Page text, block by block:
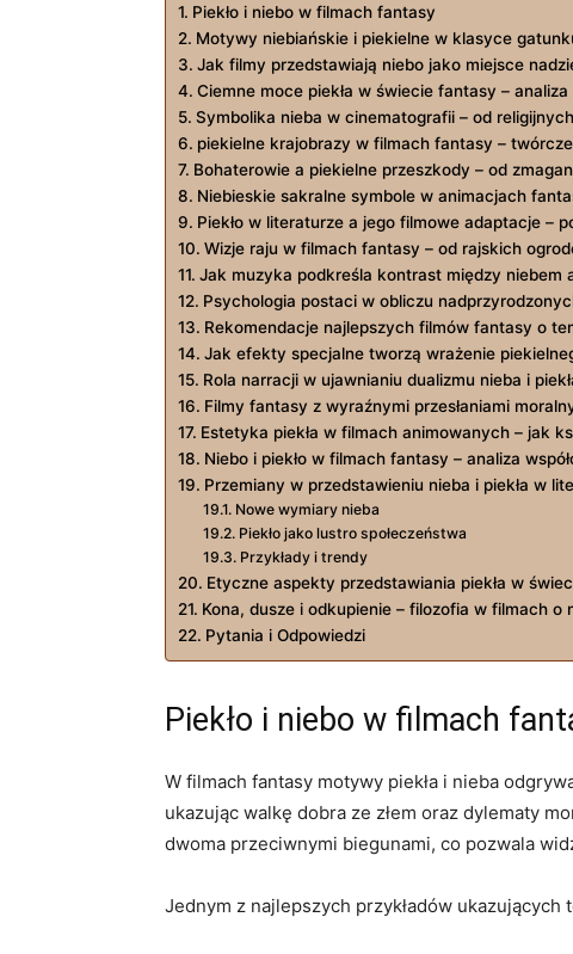
Piekło i niebo w filmach fantasy
Motywy niebiańskie i piekielne w klasyce
Jak filmy przedstawiają niebo jako miejsce
Ciemne moce piekła w świecie fantasy –
Symbolika nieba w cinematografii – od
piekielne krajobrazy w filmach fantasy –
Bohaterowie a piekielne przeszkody – od
Niebieskie sakralne symbole w animacjach
Piekło w literaturze a jego filmowe adaptacje –
Wizje raju w filmach fantasy – od rajskich
Jak muzyka podkreśla kontrast między niebem
Psychologia postaci w obliczu
Rekomendacje najlepszych filmów fantasy o
Jak efekty specjalne tworzą wrażenie
Rola narracji w ujawnianiu dualizmu nieba i
Filmy fantasy z wyraźnymi przesłaniami
Estetyka piekła w filmach animowanych – jak
Niebo i piekło w filmach fantasy – analiza
Przemiany w przedstawieniu nieba i piekła w
Nowe wymiary nieba
Piekło jako lustro społeczeństwa
Przykłady i trendy
Etyczne aspekty przedstawiania piekła w
Kona, dusze i odkupienie – filozofia w filmach o
Pytania i Odpowiedzi
Piekło i niebo w filmach
W filmach fantasy motywy piekła i nieba
ukazując walkę dobra ze złem oraz dylematy
dwoma przeciwnymi biegunami, co pozwala
Jednym z najlepszych przykładów ukazujących